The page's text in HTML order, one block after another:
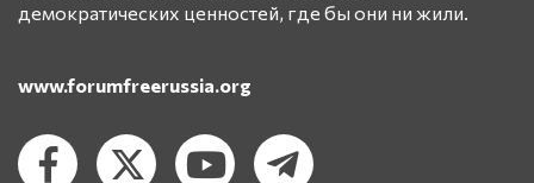
демократических ценностей, где бы они ни жили.
www.forumfreerussia.org